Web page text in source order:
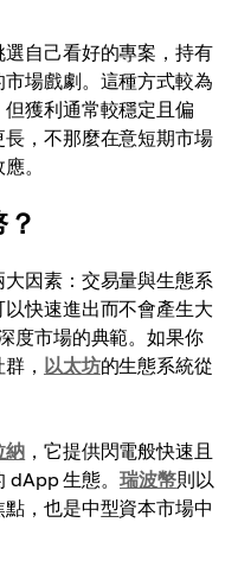
自己看好的專案，持有
場戲劇。這種方式較為
獲利通常較穩定且偏
，不那麼在意短期市場
。
因素：交易量與生態系
快速進出而不會產生大
度市場的典範。如果你
， 以太坊的生態系統從
納 ，它提供閃電般快速且
dApp 生態。瑞波幣則以
，也是中型資本市場中